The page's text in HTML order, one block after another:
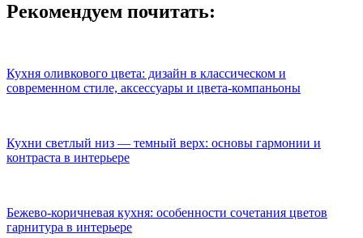
Рекомендуем почитать:
Кухня оливкового цвета: дизайн в классическом и
современном стиле, аксессуары и цвета-компаньоны
Кухни светлый низ — темный верх: основы гармонии и
контраста в интерьере
Бежево-коричневая кухня: особенности сочетания цветов
гарнитура в интерьере